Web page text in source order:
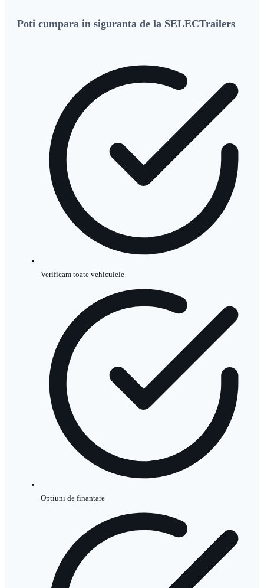
Poti cumpara in siguranta de la SELECTrailers
Verificam toate vehiculele
Optiuni de finantare